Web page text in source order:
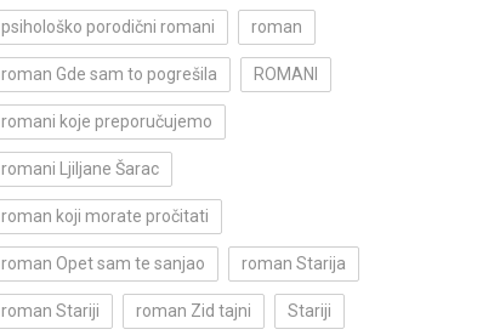
psihološko porodični romani roman
roman Gde sam to pogrešila ROMANI
romani koje preporučujemo
romani Ljiljane Šarac
roman koji morate pročitati
roman Opet sam te sanjao roman Starija
roman Stariji roman Zid tajni Stariji